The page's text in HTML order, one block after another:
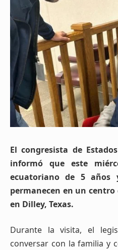
El congresista de
informó que este
ecuatoriano de 5 años
permanecen en un
en Dilley, Texas.
Durante la visita, el
conversar con la familia y